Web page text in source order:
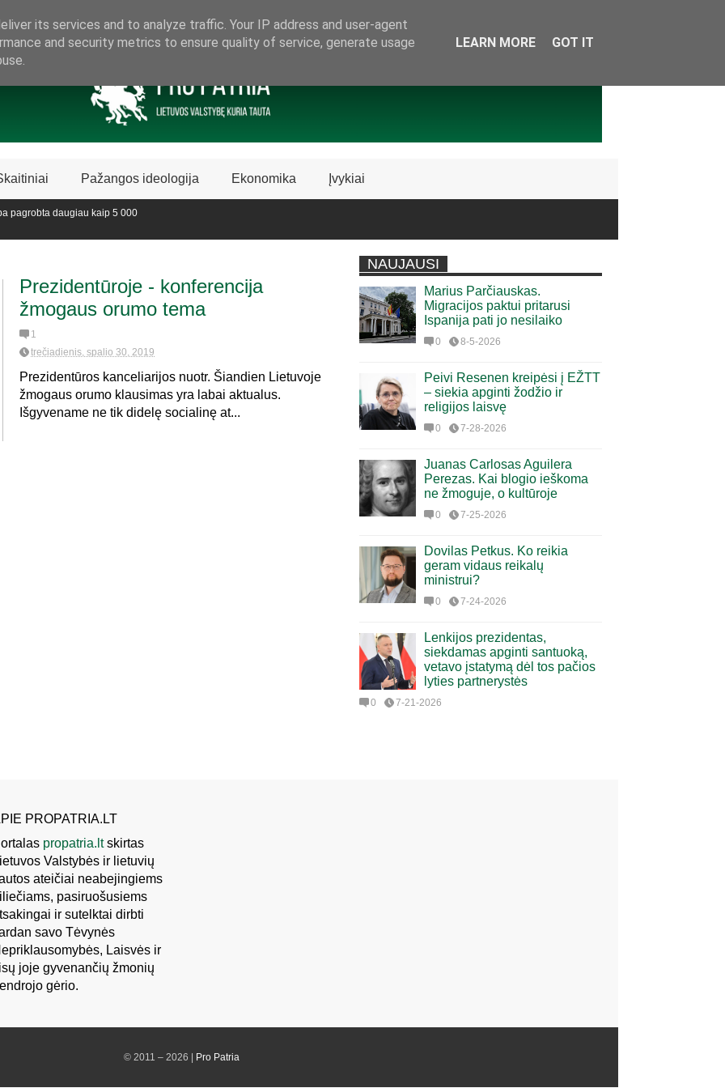
Pažangos ideologija Ekonomika Įvykiai
daugiau kaip 5 000
Prezidentūroje - konferencija
žmogaus orumo tema
1
trečiadienis, spalio 30, 2019
Prezidentūros kanceliarijos nuotr. Šiandien Lietuvoje
žmogaus orumo klausimas yra labai aktualus.
Išgyvename ne tik didelę socialinę at...
NAUJAUSI
Marius Parčiauskas.
Migracijos paktui pritarusi
Ispanija pati jo nesilaiko
0 8-5-2026
Peivi Resenen kreipėsi į EŽTT
– siekia apginti žodžio ir
religijos laisvę
0 7-28-2026
Juanas Carlosas Aguilera
Perezas. Kai blogio ieškoma
ne žmoguje, o kultūroje
0 7-25-2026
Dovilas Petkus. Ko reikia
geram vidaus reikalų
ministrui?
0 7-24-2026
Lenkijos prezidentas,
siekdamas apginti santuoką,
vetavo įstatymą dėl tos pačios
lyties partnerystės
0 7-21-2026
PROPATRIA.LT
propatria.ltskirtas
Valstybės ir lietuvių
ateičiai neabejingiems
pasiruošusiems
ir sutelktai dirbti
savo Tėvynės
Laisvės ir
joje gyvenančių žmonių
gėrio.
© 2011 – 2026 | Pro Patria
its services and to analyze traffic. Your IP address and user-agent
and security metrics to ensure quality of service, generate usage
LEARN MORE GOT IT